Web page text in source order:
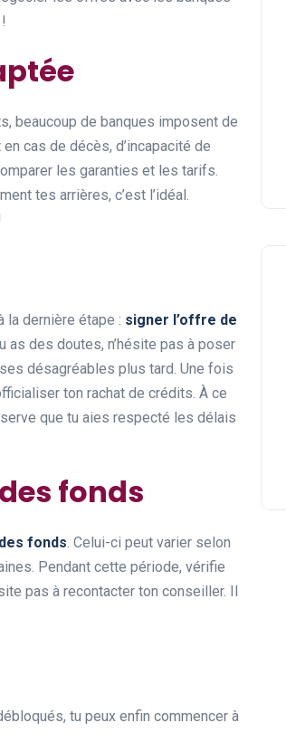
beaucoup de banques imposent de
cas de décès, d’incapacité de
les garanties et les tarifs.
tes arrières, c’est l’idéal.
dernière étape : signer l’offre de
as des doutes, n’hésite pas à poser
désagréables plus tard. Une fois
ton rachat de crédits. À ce
que tu aies respecté les délais
fonds
fonds. Celui-ci peut varier selon
Pendant cette période, vérifie
pas à recontacter ton conseiller. Il
tu peux enfin commencer à